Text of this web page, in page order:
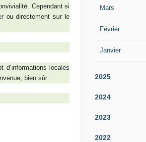
Cependant si
ou directement sur le
d’informations locales
bien sûr
Mars
Février
Janvier
2025
2024
2023
2022